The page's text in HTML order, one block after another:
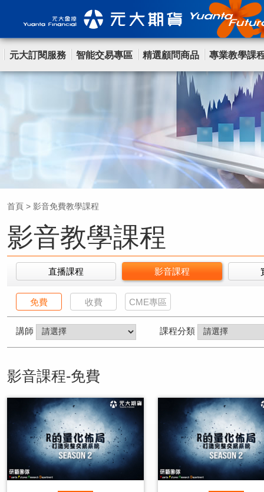
元大訂閱服務 智能交易專區 精選顧問商品 專業教學課
首頁 > 影音免費教學課程
影音教學課程
直播課程 影音課程
免費 收費 CME專區
講師 課程分類
影音課程-免費